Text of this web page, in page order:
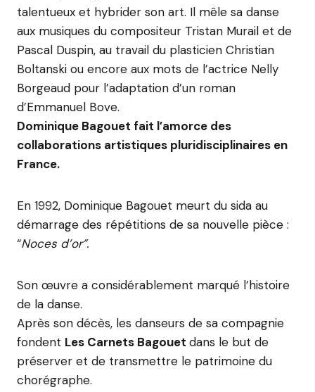
talentueux et hybrider son art. Il mêle sa danse
aux musiques du compositeur Tristan Murail et de
Pascal Duspin, au travail du plasticien Christian
Boltanski ou encore aux mots de l’actrice Nelly
Borgeaud pour l’adaptation d’un roman
d’Emmanuel Bove.
Dominique Bagouet fait l’amorce des
collaborations artistiques pluridisciplinaires en
France.
En 1992, Dominique Bagouet meurt du sida au
démarrage des répétitions de sa nouvelle pièce :
“Noces d’or”.
Son œuvre a considérablement marqué l’histoire
de la danse.
Après son décès, les danseurs de sa compagnie
fondent Les Carnets Bagouet dans le but de
préserver et de transmettre le patrimoine du
chorégraphe.